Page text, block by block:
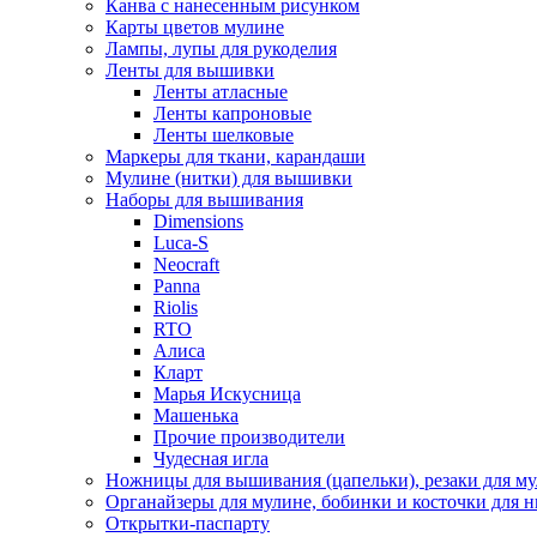
Канва с нанесенным рисунком
Карты цветов мулине
Лампы, лупы для рукоделия
Ленты для вышивки
Ленты атласные
Ленты капроновые
Ленты шелковые
Маркеры для ткани, карандаши
Мулине (нитки) для вышивки
Наборы для вышивания
Dimensions
Luca-S
Neocraft
Panna
Riolis
RTO
Алиса
Кларт
Марья Искусница
Машенька
Прочие производители
Чудесная игла
Ножницы для вышивания (цапельки), резаки для
Органайзеры для мулине, бобинки и косточки для
Открытки-паспарту